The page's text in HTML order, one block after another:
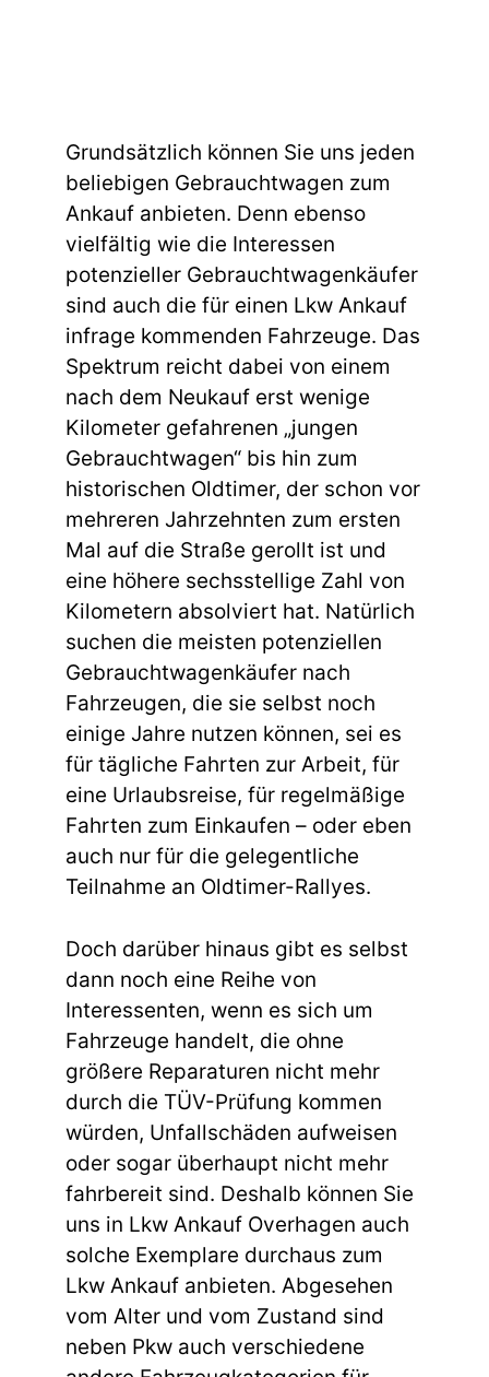
Grundsätzlich können Sie uns jeden
beliebigen Gebrauchtwagen zum
Ankauf anbieten. Denn ebenso
vielfältig wie die Interessen
potenzieller Gebrauchtwagenkäufer
sind auch die für einen Lkw Ankauf
infrage kommenden Fahrzeuge. Das
Spektrum reicht dabei von einem
nach dem Neukauf erst wenige
Kilometer gefahrenen „jungen
Gebrauchtwagen“ bis hin zum
historischen Oldtimer, der schon vor
mehreren Jahrzehnten zum ersten
Mal auf die Straße gerollt ist und
eine höhere sechsstellige Zahl von
Kilometern absolviert hat. Natürlich
suchen die meisten potenziellen
Gebrauchtwagenkäufer nach
Fahrzeugen, die sie selbst noch
einige Jahre nutzen können, sei es
für tägliche Fahrten zur Arbeit, für
eine Urlaubsreise, für regelmäßige
Fahrten zum Einkaufen – oder eben
auch nur für die gelegentliche
Teilnahme an Oldtimer-Rallyes.
Doch darüber hinaus gibt es selbst
dann noch eine Reihe von
Interessenten, wenn es sich um
Fahrzeuge handelt, die ohne
größere Reparaturen nicht mehr
durch die TÜV-Prüfung kommen
würden, Unfallschäden aufweisen
oder sogar überhaupt nicht mehr
fahrbereit sind. Deshalb können Sie
uns in Lkw Ankauf Overhagen auch
solche Exemplare durchaus zum
Lkw Ankauf anbieten. Abgesehen
vom Alter und vom Zustand sind
neben Pkw auch verschiedene